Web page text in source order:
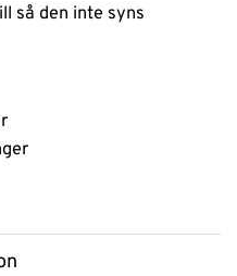
så den inte syns